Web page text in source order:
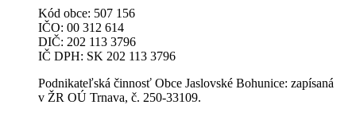
Kód obce: 507 156
IČO: 00 312 614
DIČ: 202 113 3796
IČ DPH: SK 202 113 3796
Podnikateľská činnosť Obce Jaslovské Bohunice: zapísaná
v ŽR OÚ Trnava, č. 250-33109.